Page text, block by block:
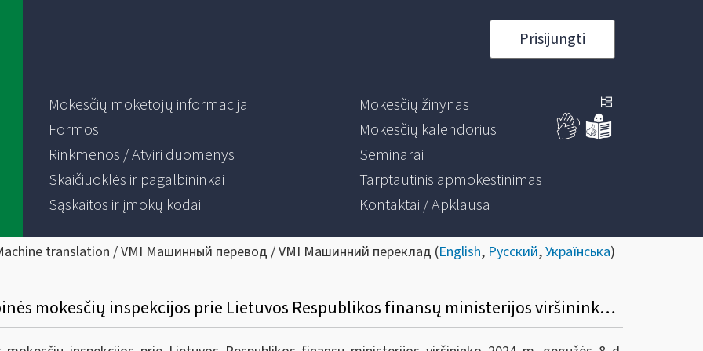
Prisijungti
Mokesčių mokėtojų informacija
Formos
Rinkmenos / Atviri duomenys
Skaičiuoklės ir pagalbininkai
Sąskaitos ir įmokų kodai
Mokesčių žinynas
Mokesčių kalendorius
Seminarai
Tarptautinis apmokestinimas
Kontaktai / Apklausa
translation / VMI Машинный перевод / VMI Машинний переклад (English, Русский,Українська)
Informacinis pranešimas apie Valstybinės mokesčių inspekcijos prie Lietuvos Respublikos finansų ministerijos viršininko 2024 m. gegužės 8 d. įsakymą Nr. VA-41 „Dėl Valstybinės mokesčių inspekcijos prie Lietuvos Respublikos finansų ministerijos viršininko 2007 m. spalio 9 d. įsakymo Nr. VA-66 „Dėl Konsultacijų ir informacijos teikimo Valstybinėje mokesčių inspekcijoje taisyklių patvirtinimo“ pakeitimo“